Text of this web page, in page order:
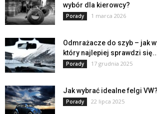
wybór dla kierowcy?
Porady 1 marca 2026
Odmrażacze do szyb – jak
który najlepiej sprawdzi
Porady 17 grudnia 2025
Jak wybrać idealne felgi VW?
Porady 22 lipca 2025